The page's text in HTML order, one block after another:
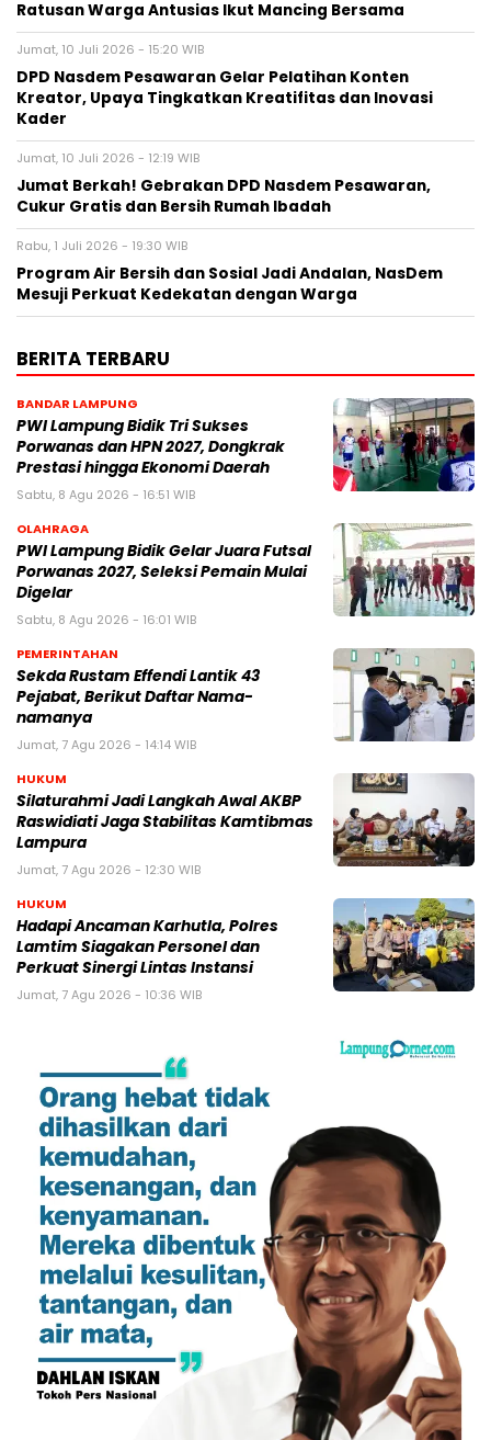
Ratusan Warga Antusias Ikut Mancing Bersama
Jumat, 10 Juli 2026 - 15:20 WIB
DPD Nasdem Pesawaran Gelar Pelatihan Konten
Kreator, Upaya Tingkatkan Kreatifitas dan Inovasi
Kader
Jumat, 10 Juli 2026 - 12:19 WIB
Jumat Berkah! Gebrakan DPD Nasdem Pesawaran,
Cukur Gratis dan Bersih Rumah Ibadah
Rabu, 1 Juli 2026 - 19:30 WIB
Program Air Bersih dan Sosial Jadi Andalan, NasDem
Mesuji Perkuat Kedekatan dengan Warga
BERITA TERBARU
BANDAR LAMPUNG
PWI Lampung Bidik Tri Sukses
Porwanas dan HPN 2027, Dongkrak
Prestasi hingga Ekonomi Daerah
Sabtu, 8 Agu 2026 - 16:51 WIB
OLAHRAGA
PWI Lampung Bidik Gelar Juara Futsal
Porwanas 2027, Seleksi Pemain Mulai
Digelar
Sabtu, 8 Agu 2026 - 16:01 WIB
PEMERINTAHAN
Sekda Rustam Effendi Lantik 43
Pejabat, Berikut Daftar Nama-
namanya
Jumat, 7 Agu 2026 - 14:14 WIB
HUKUM
Silaturahmi Jadi Langkah Awal AKBP
Raswidiati Jaga Stabilitas Kamtibmas
Lampura
Jumat, 7 Agu 2026 - 12:30 WIB
HUKUM
Hadapi Ancaman Karhutla, Polres
Lamtim Siagakan Personel dan
Perkuat Sinergi Lintas Instansi
Jumat, 7 Agu 2026 - 10:36 WIB